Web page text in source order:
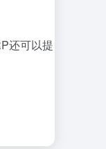
还可以提